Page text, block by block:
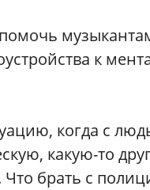
к
когда с
какую-то
Что брать с